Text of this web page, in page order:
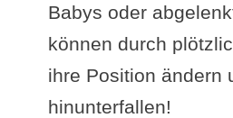
Babys oder
können durch
ihre Position ändern
hinunterfallen!